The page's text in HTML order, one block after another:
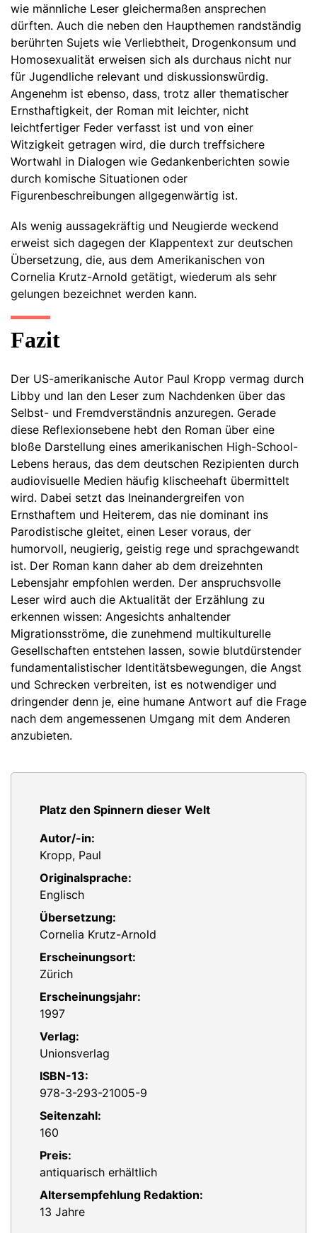
wie männliche Leser gleichermaßen ansprechen
dürften. Auch die neben den Haupthemen randständig
berührten Sujets wie Verliebtheit, Drogenkonsum und
Homosexualität erweisen sich als durchaus nicht nur
für Jugendliche relevant und diskussionswürdig.
Angenehm ist ebenso, dass, trotz aller thematischer
Ernsthaftigkeit, der Roman mit leichter, nicht
leichtfertiger Feder verfasst ist und von einer
Witzigkeit getragen wird, die durch treffsichere
Wortwahl in Dialogen wie Gedankenberichten sowie
durch komische Situationen oder
Figurenbeschreibungen allgegenwärtig ist.
Als wenig aussagekräftig und Neugierde weckend
erweist sich dagegen der Klappentext zur deutschen
Übersetzung, die, aus dem Amerikanischen von
Cornelia Krutz-Arnold getätigt, wiederum als sehr
gelungen bezeichnet werden kann.
Fazit
Der US-amerikanische Autor Paul Kropp vermag durch
Libby und Ian den Leser zum Nachdenken über das
Selbst- und Fremdverständnis anzuregen. Gerade
diese Reflexionsebene hebt den Roman über eine
bloße Darstellung eines amerikanischen High-School-
Lebens heraus, das dem deutschen Rezipienten durch
audiovisuelle Medien häufig klischeehaft übermittelt
wird. Dabei setzt das Ineinandergreifen von
Ernsthaftem und Heiterem, das nie dominant ins
Parodistische gleitet, einen Leser voraus, der
humorvoll, neugierig, geistig rege und sprachgewandt
ist. Der Roman kann daher ab dem dreizehnten
Lebensjahr empfohlen werden. Der anspruchsvolle
Leser wird auch die Aktualität der Erzählung zu
erkennen wissen: Angesichts anhaltender
Migrationsströme, die zunehmend multikulturelle
Gesellschaften entstehen lassen, sowie blutdürstender
fundamentalistischer Identitätsbewegungen, die Angst
und Schrecken verbreiten, ist es notwendiger und
dringender denn je, eine humane Antwort auf die Frage
nach dem angemessenen Umgang mit dem Anderen
anzubieten.
Platz den Spinnern dieser Welt
Autor/-in:
Kropp, Paul
Originalsprache:
Englisch
Übersetzung:
Cornelia Krutz-Arnold
Erscheinungsort:
Zürich
Erscheinungsjahr:
1997
Verlag:
Unionsverlag
ISBN-13:
978-3-293-21005-9
Seitenzahl:
160
Preis:
antiquarisch erhältlich
Altersempfehlung Redaktion:
13 Jahre